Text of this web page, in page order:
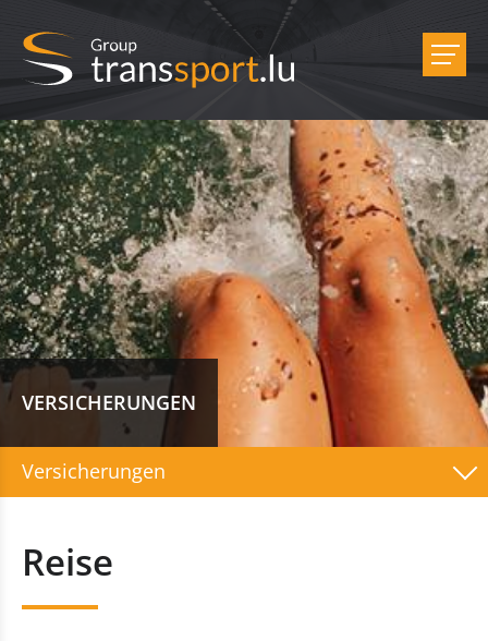
VERSICHERUNGEN
Versicherungen
HausKontaktieren Sie uns
Reise